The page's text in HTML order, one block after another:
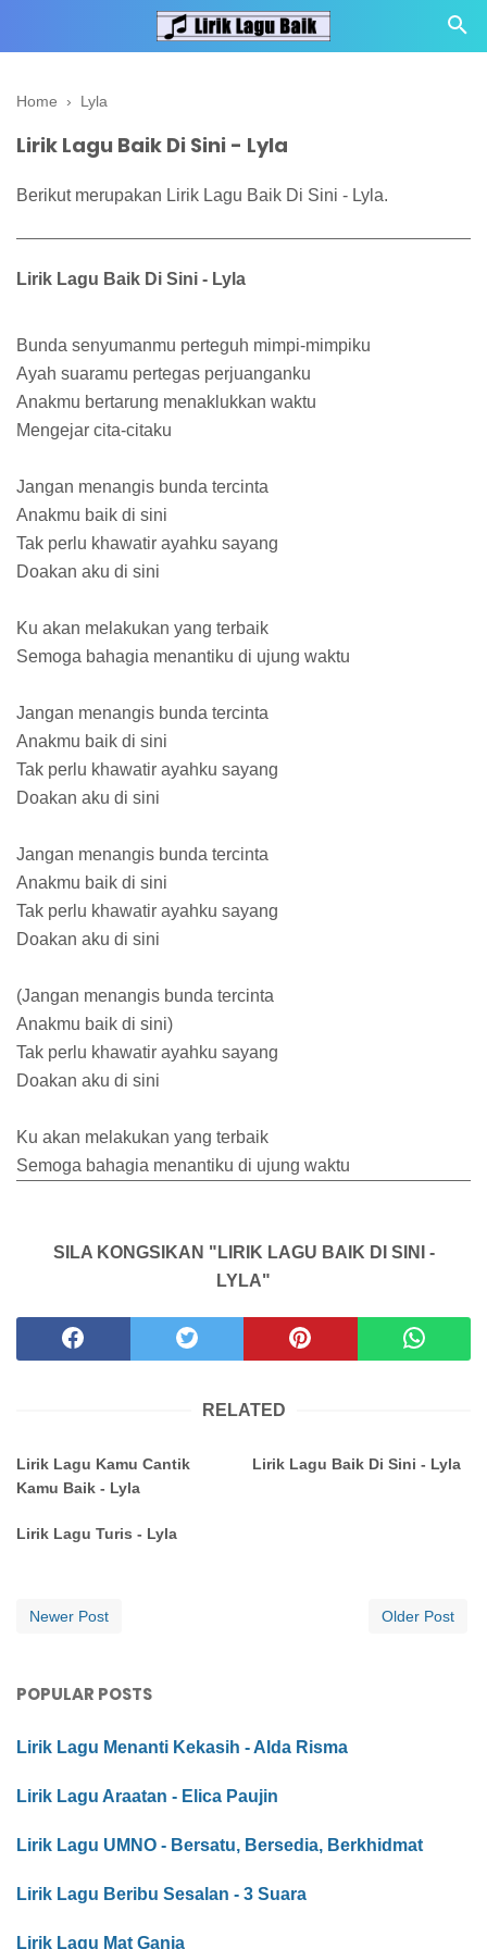
Home › Lyla
Lirik Lagu Baik Di Sini - Lyla
Berikut merupakan Lirik Lagu Baik Di Sini - Lyla.
Lirik Lagu Baik Di Sini - Lyla
Bunda senyumanmu perteguh mimpi-mimpiku
Ayah suaramu pertegas perjuanganku
Anakmu bertarung menaklukkan waktu
Mengejar cita-citaku
Jangan menangis bunda tercinta
Anakmu baik di sini
Tak perlu khawatir ayahku sayang
Doakan aku di sini
Ku akan melakukan yang terbaik
Semoga bahagia menantiku di ujung waktu
Jangan menangis bunda tercinta
Anakmu baik di sini
Tak perlu khawatir ayahku sayang
Doakan aku di sini
Jangan menangis bunda tercinta
Anakmu baik di sini
Tak perlu khawatir ayahku sayang
Doakan aku di sini
(Jangan menangis bunda tercinta
Anakmu baik di sini)
Tak perlu khawatir ayahku sayang
Doakan aku di sini
Ku akan melakukan yang terbaik
Semoga bahagia menantiku di ujung waktu
SILA KONGSIKAN "LIRIK LAGU BAIK DI SINI -
LYLA"
RELATED
Lirik Lagu Kamu Cantik
Kamu Baik - Lyla
Lirik Lagu Baik Di Sini - Lyla
Lirik Lagu Turis - Lyla
Newer Post Older Post
POPULAR POSTS
Lirik Lagu Menanti Kekasih - Alda Risma
Lirik Lagu Araatan - Elica Paujin
Lirik Lagu UMNO - Bersatu, Bersedia, Berkhidmat
Lirik Lagu Beribu Sesalan - 3 Suara
Lirik Lagu Mat Ganja